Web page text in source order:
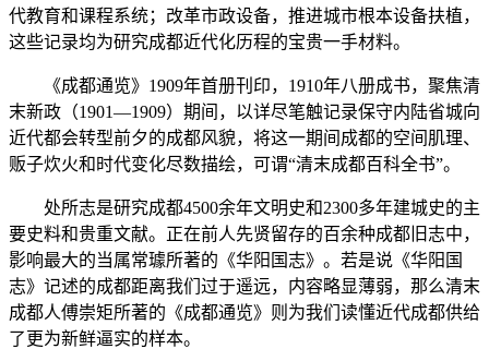
代教育和课程系统；改革市政设备，推进城市根本设备扶植，
这些记录均为研究成都近代化历程的宝贵一手材料。
《成都通览》1909年首册刊印，1910年八册成书，聚焦清
末新政（1901—1909）期间，以详尽笔触记录保守内陆省城向
近代都会转型前夕的成都风貌，将这一期间成都的空间肌理、
贩子炊火和时代变化尽数描绘，可谓“清末成都百科全书”。
处所志是研究成都4500余年文明史和2300多年建城史的主
要史料和贵重文献。正在前人先贤留存的百余种成都旧志中，
影响最大的当属常璩所著的《华阳国志》。若是说《华阳国
志》记述的成都距离我们过于遥远，内容略显薄弱，那么清末
成都人傅崇矩所著的《成都通览》则为我们读懂近代成都供给
了更为新鲜逼实的样本。